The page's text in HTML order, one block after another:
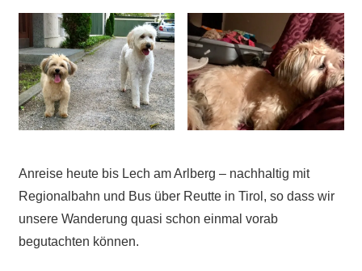
Anreise heute bis Lech am Arlberg – nachhaltig mit
Regionalbahn und Bus über Reutte in Tirol, so dass wir
unsere Wanderung quasi schon einmal vorab
begutachten können.